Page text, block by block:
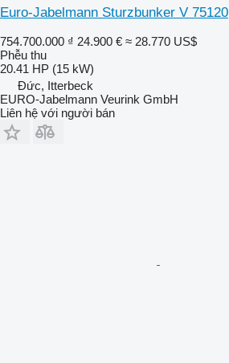
Euro-Jabelmann Sturzbunker V 75120
754.700.000 ₫ 24.900 € ≈ 28.770 US$
Phễu thu
20.41 HP (15 kW)
Đức, Itterbeck
EURO-Jabelmann Veurink GmbH
Liên hệ với người bán